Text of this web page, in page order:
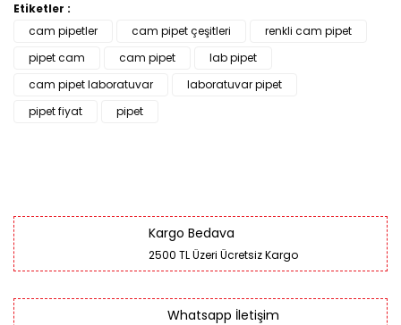
Etiketler :
cam pipetler
cam pipet çeşitleri
renkli cam pipet
pipet cam
cam pipet
lab pipet
cam pipet laboratuvar
laboratuvar pipet
pipet fiyat
pipet
Kargo Bedava
2500 TL Üzeri Ücretsiz Kargo
Whatsapp İletişim